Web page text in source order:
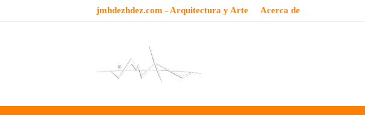
jmhdezhdez.com - Arquitectura y Arte Acerca de